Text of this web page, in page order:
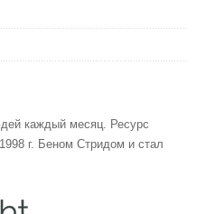
каждый месяц. Ресурс
г. Беном Стридом и стал